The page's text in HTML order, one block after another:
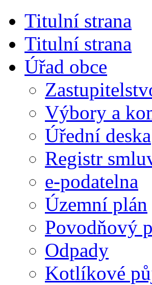
Titulní strana
Titulní strana
Úřad obce
Výbory a
Úřední deska
Registr
e-podatelna
Územní plán
Povodňový
Odpady
Kotlíkové